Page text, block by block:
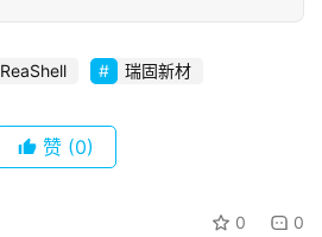
ReaShell 瑞固新材
赞 (0)
0 0